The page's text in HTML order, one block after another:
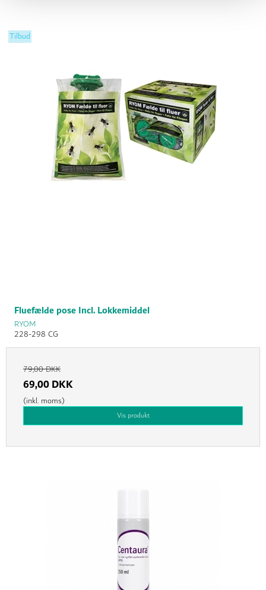
Tilbud
Fluefælde pose Incl. Lokkemiddel
RYOM
228-298 CG
79,00 DKK
69,00 DKK
(inkl. moms)
Vis produkt